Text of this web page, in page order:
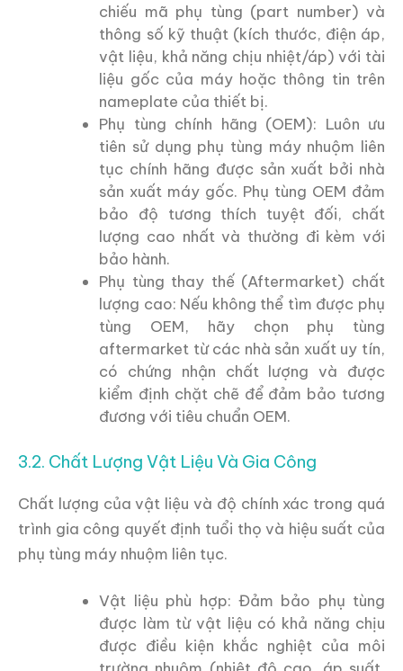
chiếu mã phụ tùng (part number) và
thông số kỹ thuật (kích thước, điện áp,
vật liệu, khả năng chịu nhiệt/áp) với tài
liệu gốc của máy hoặc thông tin trên
nameplate của thiết bị.
Phụ tùng chính hãng (OEM): Luôn ưu
tiên sử dụng phụ tùng máy nhuộm liên
tục chính hãng được sản xuất bởi nhà
sản xuất máy gốc. Phụ tùng OEM đảm
bảo độ tương thích tuyệt đối, chất
lượng cao nhất và thường đi kèm với
bảo hành.
Phụ tùng thay thế (Aftermarket) chất
lượng cao: Nếu không thể tìm được phụ
tùng OEM, hãy chọn phụ tùng
aftermarket từ các nhà sản xuất uy tín,
có chứng nhận chất lượng và được
kiểm định chặt chẽ để đảm bảo tương
đương với tiêu chuẩn OEM.
3.2. Chất Lượng Vật Liệu Và Gia Công
Chất lượng của vật liệu và độ chính xác trong quá
trình gia công quyết định tuổi thọ và hiệu suất của
phụ tùng máy nhuộm liên tục.
Vật liệu phù hợp: Đảm bảo phụ tùng
được làm từ vật liệu có khả năng chịu
được điều kiện khắc nghiệt của môi